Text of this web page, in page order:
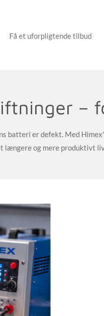
Få et uforpligtende tilbud
–
batteri er defekt. Med
og mere produktivt